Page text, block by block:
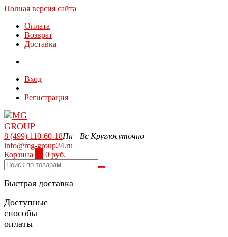
Полная версия сайта
Оплата
Возврат
Доставка
Вход
Регистрация
8 (499) 110-60-18Пн—Вс Круглосуточно
info@mg-group24.ru
Корзина
0 руб.
Быстрая доставка
Доступные
способы
оплаты